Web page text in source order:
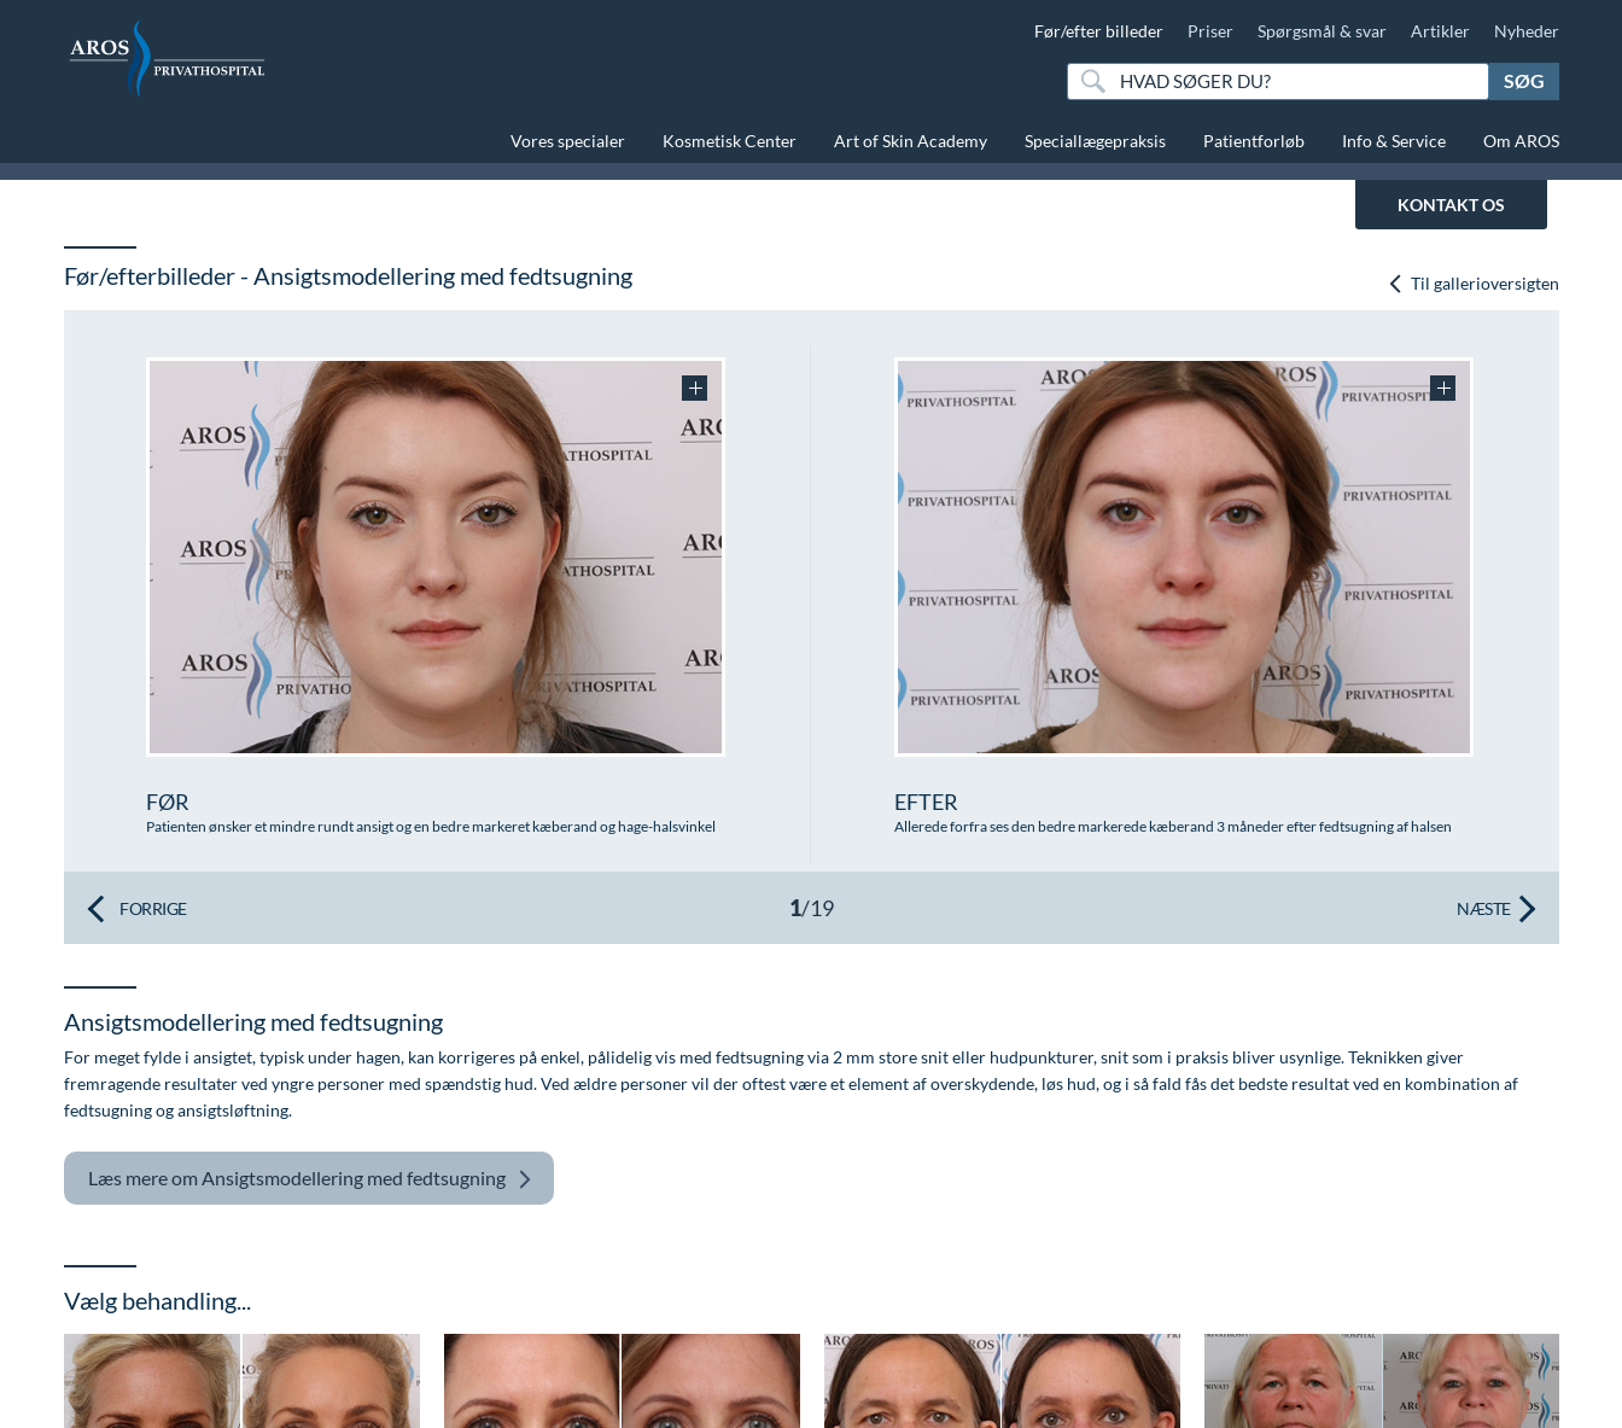
Før/efter billeder Priser Spørgsmål & svar Artikler Nyheder
SØG
Vores specialer Kosmetisk Center Art of Skin Academy Speciallægepraksis Patientforløb Info & Service Om AROS
KONTAKT OS
Før/efterbilleder - Ansigtsmodellering med fedtsugning Til gallerioversigten
FØR
Patienten ønsker et mindre rundt ansigt og en bedre markeret kæberand og hage-halsvinkel
EFTER
Allerede forfra ses den bedre markerede kæberand 3 måneder efter fedtsugning af halsen
FORRIGE NÆSTE
Ansigtsmodellering med fedtsugning
For meget fylde i ansigtet, typisk under hagen, kan korrigeres på enkel, pålidelig vis med fedtsugning via 2 mm store snit eller hudpunkturer, snit som i praksis bliver usynlige. Teknikken giver
fremragende resultater ved yngre personer med spændstig hud. Ved ældre personer vil der oftest være et element af overskydende, løs hud, og i så fald fås det bedste resultat ved en kombination af
fedtsugning og ansigtsløftning.
Læs mere om Ansigtsmodellering med fedtsugning
Vælg behandling...